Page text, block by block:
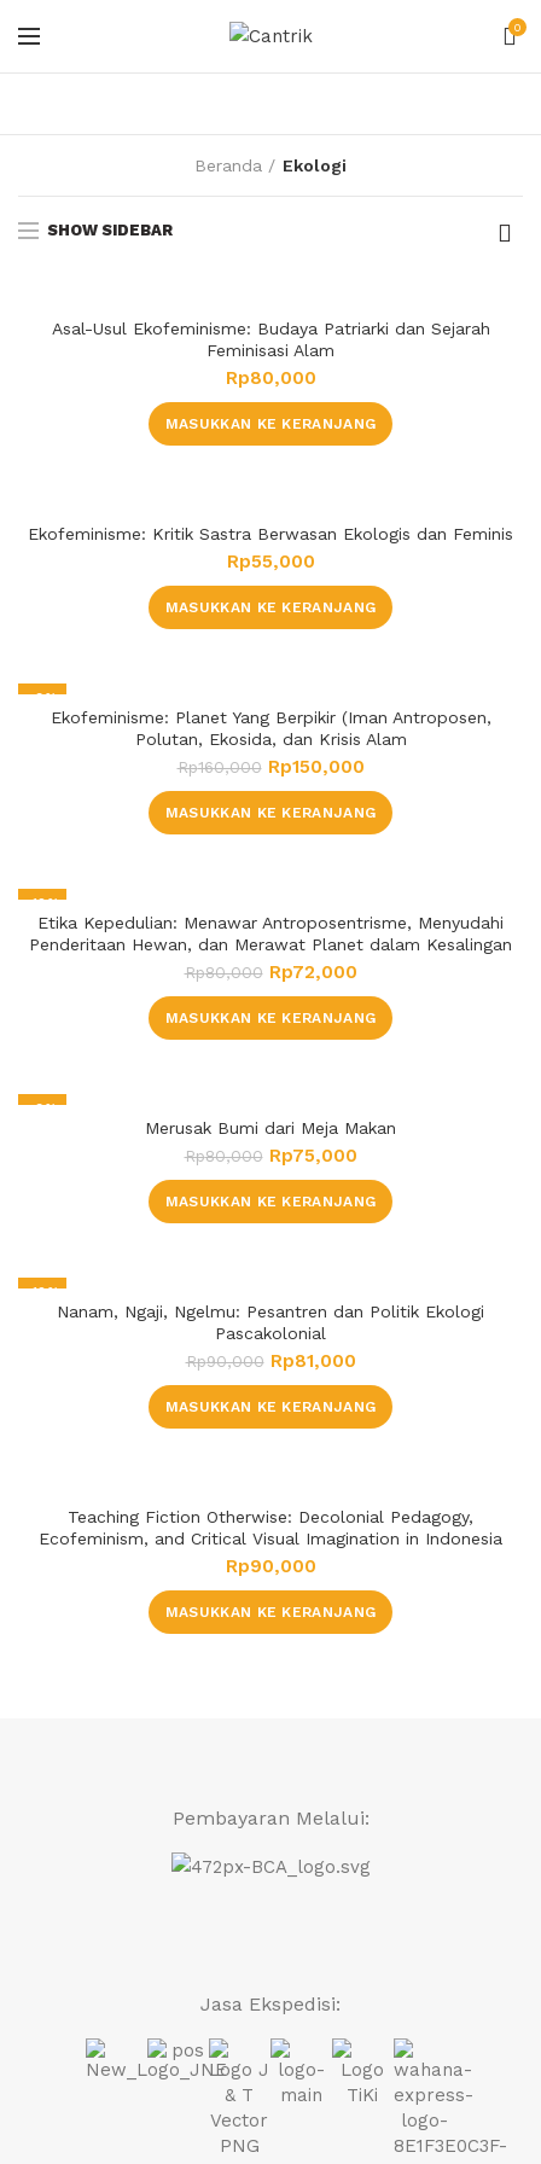
0
Beranda Ekologi
SHOW SIDEBAR
Asal-Usul Ekofeminisme: Budaya Patriarki dan Sejarah
Feminisasi Alam
Rp80,000
MASUKKAN KE KERANJANG
Ekofeminisme: Kritik Sastra Berwasan Ekologis dan Feminis
Rp55,000
MASUKKAN KE KERANJANG
-6%
Ekofeminisme: Planet Yang Berpikir (Iman Antroposen,
Polutan, Ekosida, dan Krisis Alam
Rp160,000 Rp150,000
MASUKKAN KE KERANJANG
-10%
Etika Kepedulian: Menawar Antroposentrisme, Menyudahi
Penderitaan Hewan, dan Merawat Planet dalam Kesalingan
Rp80,000 Rp72,000
MASUKKAN KE KERANJANG
-6%
Merusak Bumi dari Meja Makan
Rp80,000 Rp75,000
MASUKKAN KE KERANJANG
-10%
Nanam, Ngaji, Ngelmu: Pesantren dan Politik Ekologi
Pascakolonial
Rp90,000 Rp81,000
MASUKKAN KE KERANJANG
Teaching Fiction Otherwise: Decolonial Pedagogy,
Ecofeminism, and Critical Visual Imagination in Indonesia
Rp90,000
MASUKKAN KE KERANJANG
Pembayaran Melalui:
Jasa Ekspedisi: